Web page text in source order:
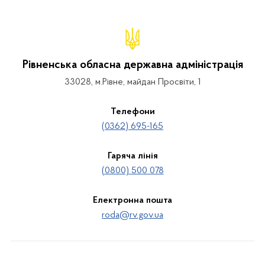
Рівненська обласна державна адміністрація
33028, м.Рівне, майдан Просвіти, 1
Телефони
(0362) 695-165
Гаряча лінія
(0800) 500 078
Електронна пошта
roda@rv.gov.ua